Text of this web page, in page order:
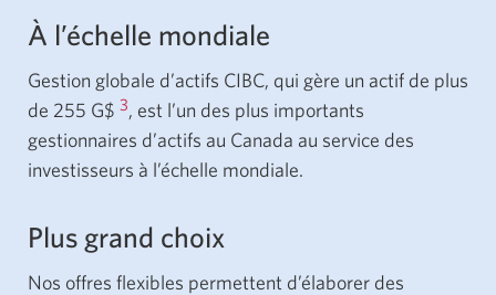
À l’échelle mondiale
Gestion globale d’actifs CIBC, qui gère un actif de plus
de 255 G$ 3, est l’un des plus importants
gestionnaires d’actifs au Canada au service des
investisseurs à l’échelle mondiale.
Plus grand choix
Nos offres flexibles permettent d’élaborer des